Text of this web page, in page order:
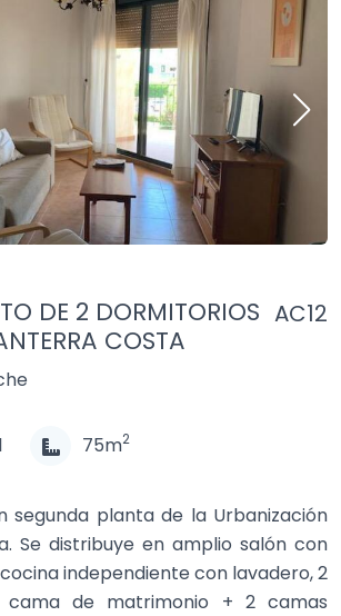
DE 2 DORMITORIOS
COSTA
AC12
75m2
segunda planta de la Urbanización
Se distribuye en amplio salón con
independiente con lavadero, 2
cama de matrimonio + 2 camas